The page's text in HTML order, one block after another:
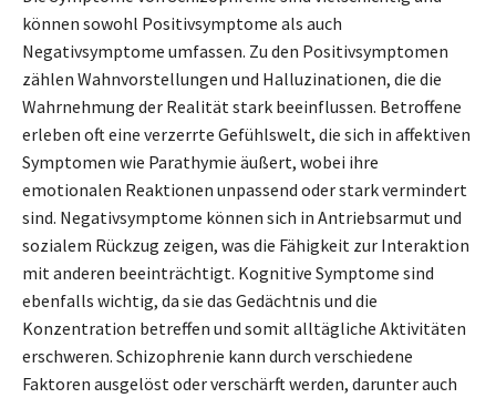
können sowohl Positivsymptome als auch
Negativsymptome umfassen. Zu den Positivsymptomen
zählen Wahnvorstellungen und Halluzinationen, die die
Wahrnehmung der Realität stark beeinflussen. Betroffene
erleben oft eine verzerrte Gefühlswelt, die sich in affektiven
Symptomen wie Parathymie äußert, wobei ihre
emotionalen Reaktionen unpassend oder stark vermindert
sind. Negativsymptome können sich in Antriebsarmut und
sozialem Rückzug zeigen, was die Fähigkeit zur Interaktion
mit anderen beeinträchtigt. Kognitive Symptome sind
ebenfalls wichtig, da sie das Gedächtnis und die
Konzentration betreffen und somit alltägliche Aktivitäten
erschweren. Schizophrenie kann durch verschiedene
Faktoren ausgelöst oder verschärft werden, darunter auch